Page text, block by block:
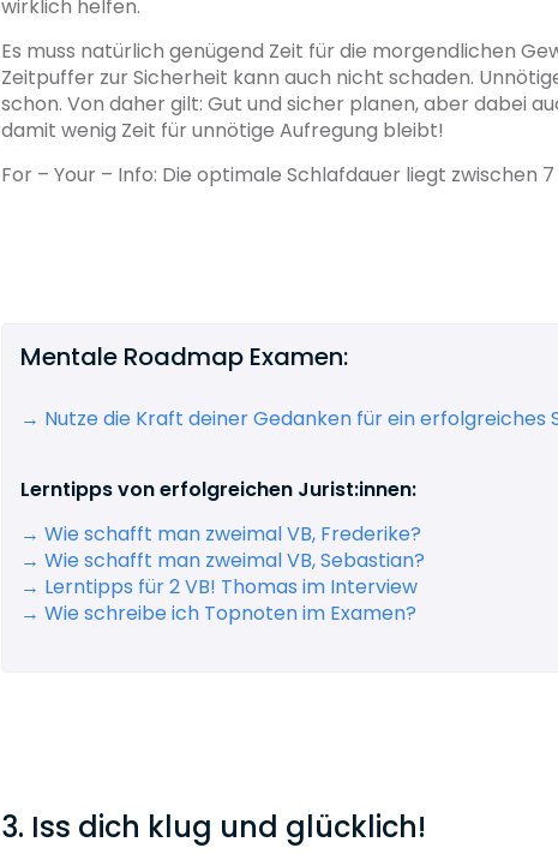
wirklich helfen.
Es muss natürlich genügend Zeit für die morgendlichen
Zeitpuffer zur Sicherheit kann auch nicht schaden.
schon. Von daher gilt: Gut und sicher planen, aber dabei
damit wenig Zeit für unnötige Aufregung bleibt!
For – Your – Info: Die optimale Schlafdauer liegt zwischen
Mentale Roadmap Examen:
→ Nutze die Kraft deiner Gedanken für ein erfolgreiches
Lerntipps von erfolgreichen Jurist:innen:
→ Wie schafft man zweimal VB, Frederike?
→ Wie schafft man zweimal VB, Sebastian?
→ Lerntipps für 2 VB! Thomas im Interview
→ Wie schreibe ich Topnoten im Examen?
3. Iss dich klug und glücklich!